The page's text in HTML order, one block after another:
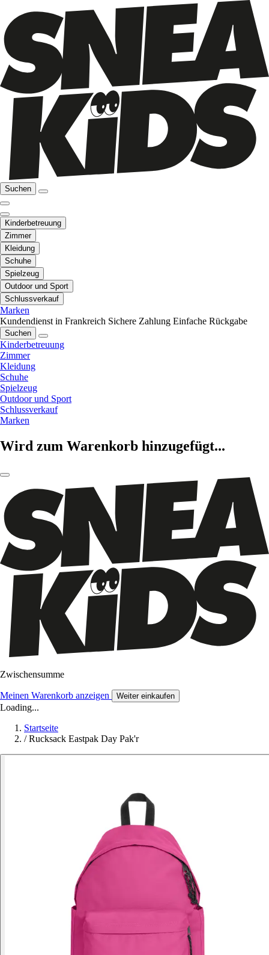
Suchen
Kinderbetreuung
Zimmer
Kleidung
Schuhe
Spielzeug
Outdoor und Sport
Schlussverkauf
Marken
Kundendienst in Frankreich Sichere Zahlung Einfache Rückgabe
Suchen
Kinderbetreuung
Zimmer
Kleidung
Schuhe
Spielzeug
Outdoor und Sport
Schlussverkauf
Marken
Wird zum Warenkorb hinzugefügt...
Zwischensumme
Meinen Warenkorb anzeigen Weiter einkaufen
Loading...
Startseite
/ Rucksack Eastpak Day Pak'r